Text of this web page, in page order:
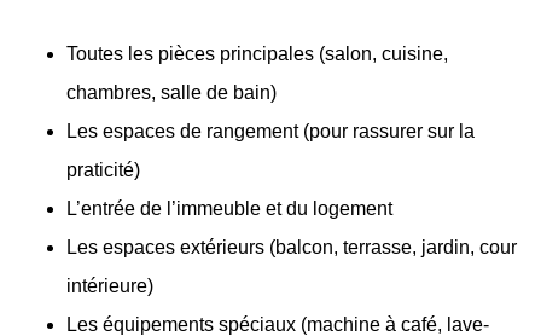
Toutes les pièces principales (salon, cuisine,
chambres, salle de bain)
Les espaces de rangement (pour rassurer sur la
praticité)
L’entrée de l’immeuble et du logement
Les espaces extérieurs (balcon, terrasse, jardin, cour
intérieure)
Les équipements spéciaux (machine à café, lave-